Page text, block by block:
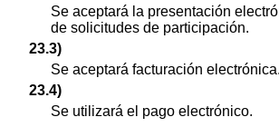
Se aceptará la presentación
de solicitudes de participación.
23.3)
Se aceptará facturación electrónica.
23.4)
Se utilizará el pago electrónico.